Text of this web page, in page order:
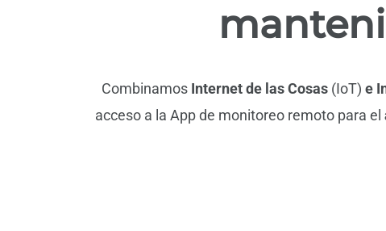
Combinamos Internet de las Cosas (IoT) e
acceso a la App de monitoreo remoto para el